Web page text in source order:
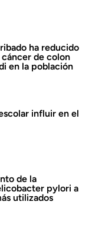
ha reducido
de colon
en la población
influir en el
de la
pylori a
utilizados